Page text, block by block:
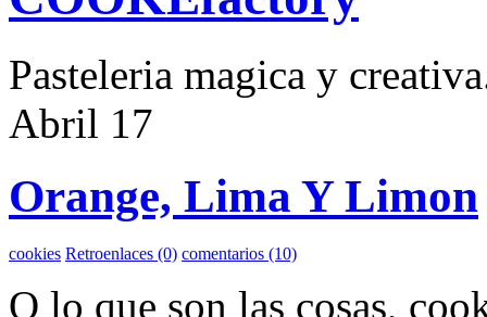
Pasteleria magica y
Abril 17
Orange, Lima Y Limon
cookies Retroenlaces (0) comentarios (10)
O lo que son las cosas,